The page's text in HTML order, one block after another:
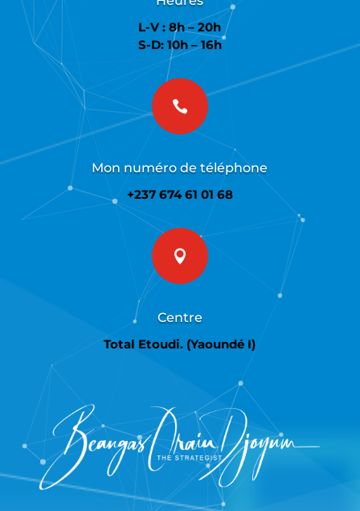
L-V : 8h – 20h
S-D: 10h – 16h

Mon numéro de téléphone
+237 674 61 01 68

Centre
Total Etoudi. (Yaoundé I)